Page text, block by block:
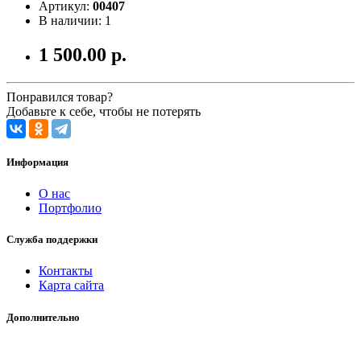
Артикул: 00407
В наличии: 1
1 500.00 р.
Понравился товар?
Добавьте к себе, чтобы не потерять
Информация
О нас
Портфолио
Служба поддержки
Контакты
Карта сайта
Дополнительно